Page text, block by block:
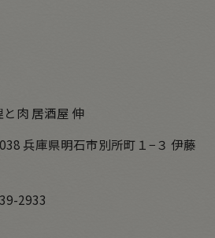
肉 居酒屋 伸
兵庫県明石市別所町１−３ 伊藤
2933